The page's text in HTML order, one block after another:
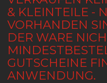
& KLEINTEILE -
VORHANDEN
DER WARE
GUTSCHEINE
ANWENDUNG.